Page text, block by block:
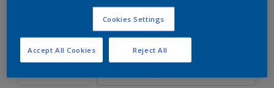
Aantal Verfcalculator
Cookies Settings
Reject All
Accept All Cookies